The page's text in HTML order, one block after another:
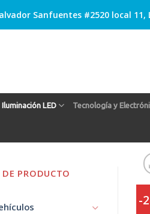
Sanfuentes #2520 local 11,
Iluminación LED Tecnología y
PRODUCTO
-